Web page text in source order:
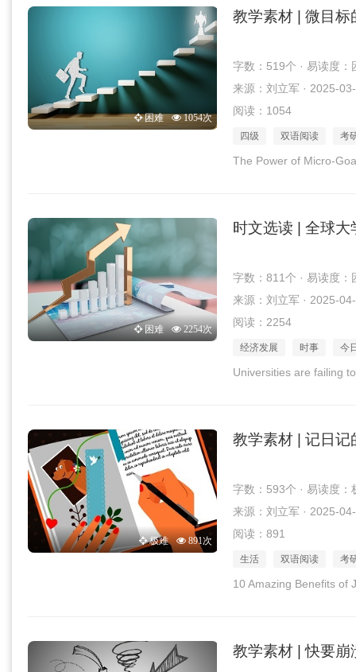
困难 1054次
教学素材 | 微目标
字数：519个 · 易读度：
来源：刘立军 · 2025-
阅读：1054
四级 双语阅读 考
The Power of Micro-
困难 2254次
时文选读 | 全球
字数：811个 · 易读度：
来源：刘立军 · 2025-
阅读：2254
经济发展 时事 今
Universities are failing
极难 891次
教学素材 | 记日
字数：593个 · 易读度：
来源：刘立军 · 2025-
阅读：891
生活 双语阅读 考
10 Amazing Benefits of
教学素材 | 快要崩